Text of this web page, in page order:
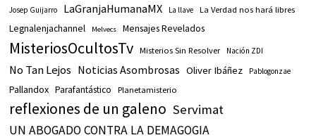
Josep Guijarro LaGranjaHumanaMX La llave La Verdad nos hará libres
Legnalenjachannel Melvecs Mensajes Revelados
MisteriosOcultosTv Misterios Sin Resolver Nación ZDI
No Tan Lejos Noticias Asombrosas Oliver Ibáñez Pablogonzae
Pallandox Parafantástico Planetamisterio
reflexiones de un galeno Servimat
UN ABOGADO CONTRA LA DEMAGOGIA